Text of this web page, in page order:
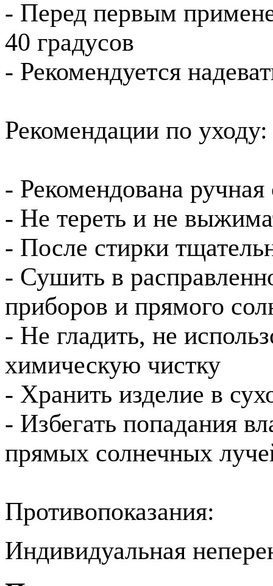
- Перед первым
40 градусов
- Рекомендуется
Рекомендации по уходу:
- Рекомендована
- Не тереть и не
- После стирки
- Сушить в
приборов и прямого
- Не гладить, не
химическую чистку
- Хранить изделие в
- Избегать попадания
прямых солнечных
Противопоказания:
Индивидуальная